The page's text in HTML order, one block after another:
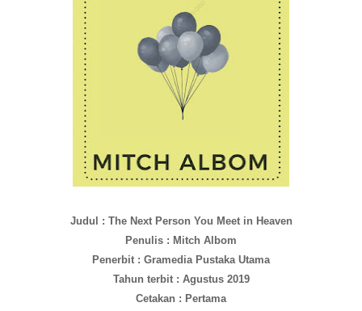
Judul : The Next Person You Meet in Heaven
Penulis : Mitch Albom
Penerbit : Gramedia Pustaka Utama
Tahun terbit : Agustus 2019
Cetakan : Pertama